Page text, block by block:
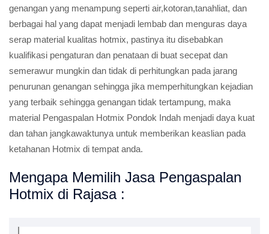
genangan yang menampung seperti air,kotoran,tanahliat, dan
berbagai hal yang dapat menjadi lembab dan menguras daya
serap material kualitas hotmix, pastinya itu disebabkan
kualifikasi pengaturan dan penataan di buat secepat dan
semerawur mungkin dan tidak di perhitungkan pada jarang
penurunan genangan sehingga jika memperhitungkan kejadian
yang terbaik sehingga genangan tidak tertampung, maka
material Pengaspalan Hotmix Pondok Indah menjadi daya kuat
dan tahan jangkawaktunya untuk memberikan keaslian pada
ketahanan Hotmix di tempat anda.
Mengapa Memilih Jasa Pengaspalan
Hotmix di Rajasa :